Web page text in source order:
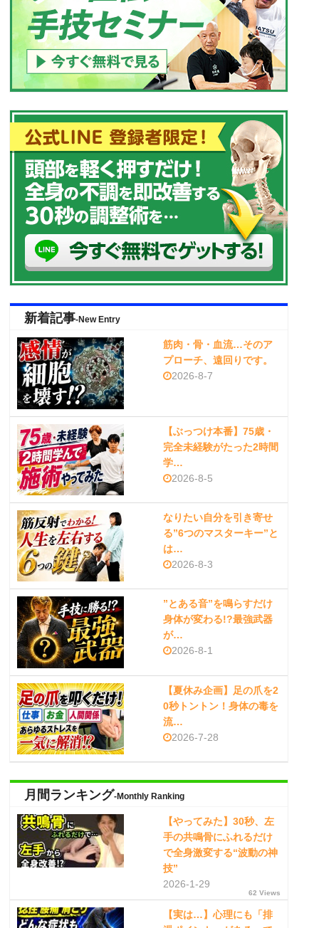
新着記事-New Entry
筋肉・骨・血流…そのア
プローチ、遠回りです。
2026-8-7
【ぶっつけ本番】75歳・
完全未経験がたった2時間
学…
2026-8-5
なりたい自分を引き寄せ
る”6つのマスターキー”と
は…
2026-8-3
”とある音”を鳴らすだけ
身体が変わる!?最強武器
が…
2026-8-1
【夏休み企画】足の爪を2
0秒トントン！身体の毒を
流…
2026-7-28
月間ランキング-Monthly Ranking
【やってみた】30秒、左
手の共鳴骨にふれるだけ
で全身激変する“波動の神
技”
2026-1-29
62 Views
【実は…】心理にも「排